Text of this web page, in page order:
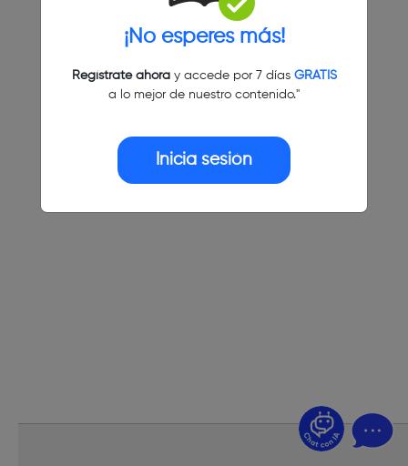
¡No esperes más!
Regístrate ahoray accede por 7 días GRATIS
a lo mejor de nuestro contenido."
Inicia sesión